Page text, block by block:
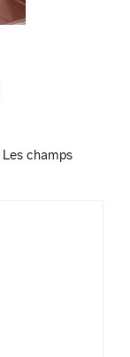
Les champs